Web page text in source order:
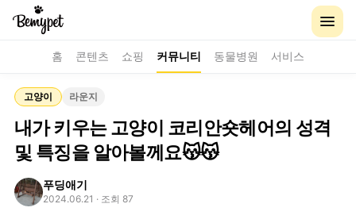
홈 콘텐츠 쇼핑 커뮤니티 동물병원 서비스
고양이 라운지
내가 키우는 고양이 코리안숏헤어의 성격
및 특징을 알아볼께요😽😽
푸딩애기
2024.06.21 · 조회 87